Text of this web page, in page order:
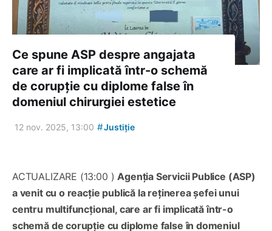
Ce spune ASP despre angajata
care ar fi implicată într-o schemă
de corupție cu diplome false în
domeniul chirurgiei estetice
12 nov. 2025, 13:00 #Justiție
ACTUALIZARE (13:00 ) Agenția Servicii Publice (ASP)
a venit cu o reacție publică la reținerea șefei unui
centru multifuncțional, care ar fi implicată într-o
schemă de corupție cu diplome false în domeniul